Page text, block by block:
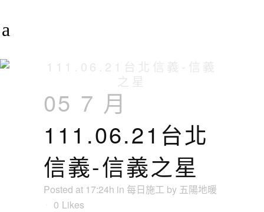
05 7 月
111.06.21台北
信義-信義之星
Posted at 17:24h in 每日施工 by 五陽地暖
0 Likes